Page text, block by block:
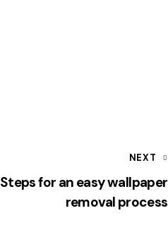
NEXT
Steps for an easy wallpaper
removal process